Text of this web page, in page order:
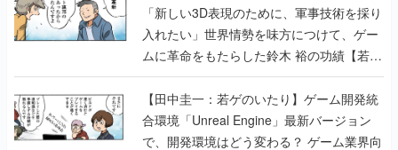
のいたり】
【田中圭一：若ゲのいたり】ゲーム開発統
合環境「Unreal Engine」最新バージョン
で、開発環境はどう変わる？ ゲーム業界向
けソリューションイベント「GTMF2019」
に行って、より理解を深めよう【PR】
【田中圭一連載：サイバーコネクトツー